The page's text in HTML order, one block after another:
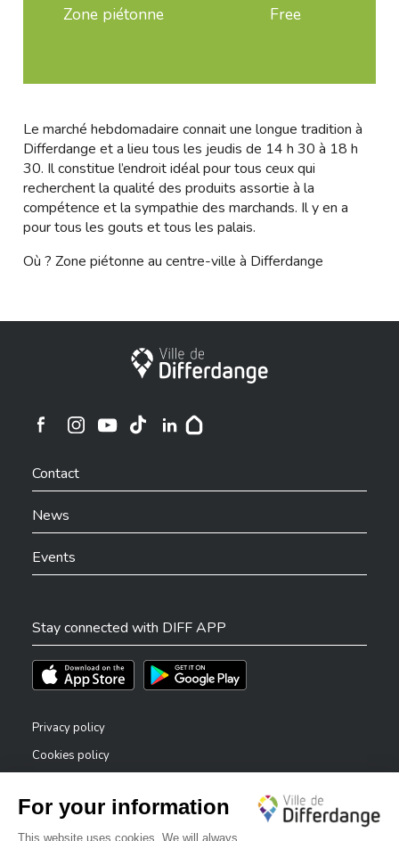
Zone piétonne Free
Le marché hebdomadaire connait une longue tradition à
Differdange et a lieu tous les jeudis de 14 h 30 à 18 h
30. Il constitue l’endroit idéal pour tous ceux qui
recherchent la qualité des produits assortie à la
compétence et la sympathie des marchands. Il y en a
pour tous les gouts et tous les palais.
Où ? Zone piétonne au centre-ville à Differdange
City of Differdange
Ville de Differdange sur Instagram
Contact
News
Events
Stay connected with DIFF APP
Téléchargez l'app sur l'App StoreTéléchargez l'app sur Play Store
Privacy policy
Cookies policy
Accessibility statement
✕